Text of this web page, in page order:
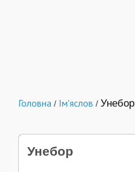
Головна / Ім'яслов / Унебор
Унебор